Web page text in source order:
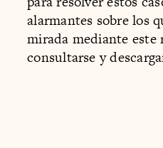
alarmantes sobre los
mirada mediante este
consultarse y